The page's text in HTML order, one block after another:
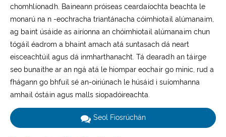
chomhlíonadh. Baineann próiseas ceardaíochta beachta le
monarú na n -eochracha triantánacha cóimhiotail alúmanaim,
ag baint úsáide as airíonna an chóimhiotail alúmanaim chun
tógáil éadrom a bhaint amach atá suntasach dá neart
eisceachtúil agus dá inmharthanacht. Tá dearadh an táirge
seo bunaithe ar an ngá atá le hiompar eochair go minic, rud a
fhágann go bhfuil sé an-oiriúnach le húsáid i suíomhanna
amhail óstáin agus malls siopadóireachta.
Seol Fiosrúchán